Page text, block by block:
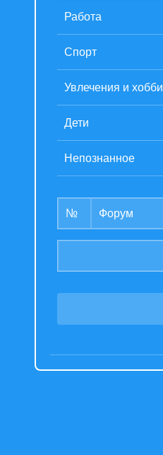
Работа
Спорт
Увлечения и хобби
Дети
Непознанное
№ Форум